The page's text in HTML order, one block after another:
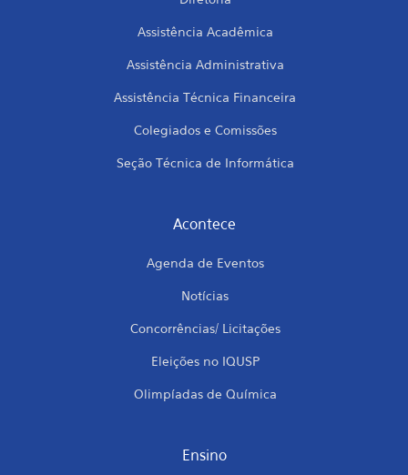
Assistência Acadêmica
Assistência Administrativa
Assistência Técnica Financeira
Colegiados e Comissões
Seção Técnica de Informática
Acontece
Agenda de Eventos
Notícias
Concorrências/ Licitações
Eleições no IQUSP
Olimpíadas de Química
Ensino